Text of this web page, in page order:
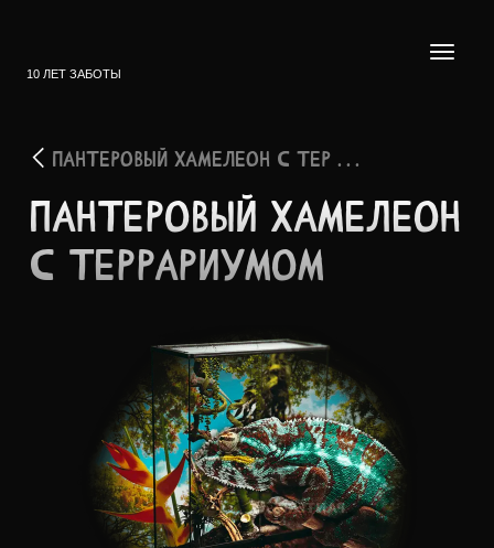
10 ЛЕТ ЗАБОТЫ
ПАНТЕРОВЫЙ ХАМЕЛЕОН С ТЕР . . .
ПАНТЕ­РОВЫЙ ХАМЕЛ­ЕОН
С ТЕРРА­РИУМОМ